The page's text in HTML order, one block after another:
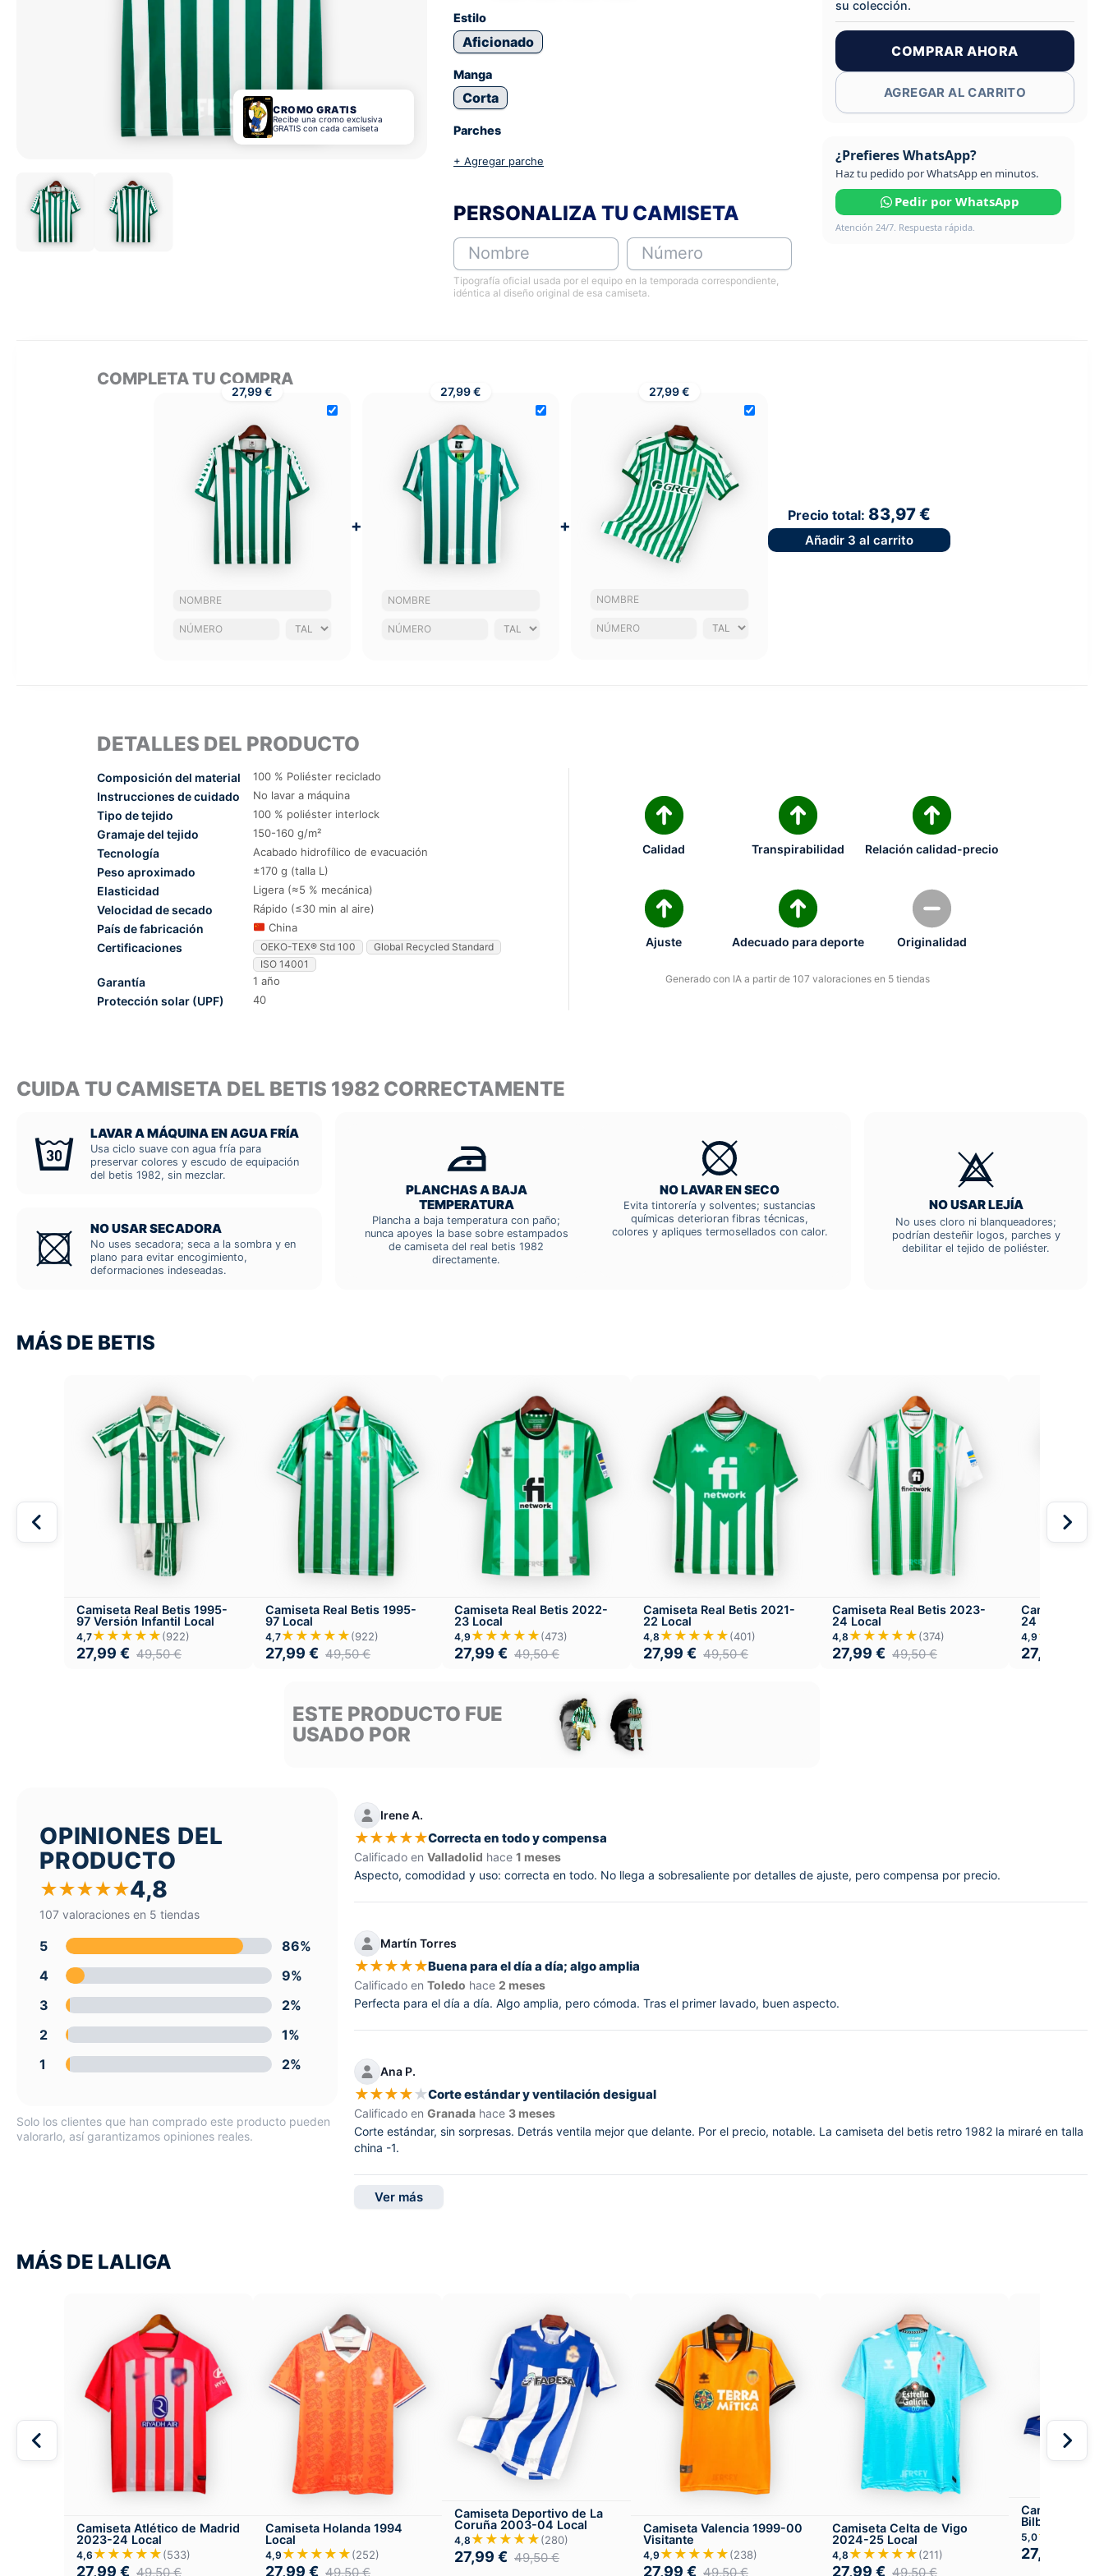
CROMO GRATIS
Recibe una cromo exclusiva
GRATIS con cada camiseta
Estilo
Aficionado
Manga
Corta
Parches
+ Agregar parche
PERSONALIZA TU CAMISETA
Nombre Número
Tipografía oficial usada por el equipo en la temporada correspondiente,
idéntica al diseño original de esa camiseta.
su colección.
COMPRAR AHORA
AGREGAR AL CARRITO
¿Prefieres WhatsApp?
Haz tu pedido por WhatsApp en minutos.
Pedir por WhatsApp
Atención 24/7. Respuesta rápida.
COMPLETA TU COMPRA
27,99 €
+
27,99 €
+
27,99 €
Precio total: 83,97 €
Añadir 3 al carrito
DETALLES DEL PRODUCTO
Composición del material 100 % Poliéster reciclado
Instrucciones de cuidado No lavar a máquina
Tipo de tejido 100 % poliéster interlock
Gramaje del tejido 150-160 g/m²
Tecnología Acabado hidrofílico de evacuación
Peso aproximado ±170 g (talla L)
Elasticidad Ligera (≈5 % mecánica)
Velocidad de secado Rápido (≤30 min al aire)
País de fabricación China
Certificaciones OEKO-TEX® Std 100
Global Recycled Standard
ISO 14001
Garantía 1 año
Protección solar (UPF) 40
Calidad Transpirabilidad Relación calidad-precio
Ajuste Adecuado para deporte Originalidad
Generado con IA a partir de 107 valoraciones en 5 tiendas
CUIDA TU CAMISETA DEL BETIS 1982 CORRECTAMENTE
LAVAR A MÁQUINA EN AGUA FRÍA
Usa ciclo suave con agua fría para
preservar colores y escudo de equipación
del betis 1982, sin mezclar.
NO USAR SECADORA
No uses secadora; seca a la sombra y en
plano para evitar encogimiento,
deformaciones indeseadas.
PLANCHAS A BAJA
TEMPERATURA
Plancha a baja temperatura con paño;
nunca apoyes la base sobre estampados
de camiseta del real betis 1982
directamente.
NO LAVAR EN SECO
Evita tintorería y solventes; sustancias
químicas deterioran fibras técnicas,
colores y apliques termosellados con calor.
NO USAR LEJÍA
No uses cloro ni blanqueadores;
podrían desteñir logos, parches y
debilitar el tejido de poliéster.
MÁS DE BETIS
Camiseta Real Betis 1995-
97 Versión Infantil Local
4,7★★★★★(922)
27,99 € 49,50€
Camiseta Real Betis 1995-
97 Local
4,7★★★★★(922)
27,99 € 49,50€
Camiseta Real Betis 2022-
23 Local
4,9 ★★★★★(473)
27,99 € 49,50€
Camiseta Real Betis 2021-
22 Local
4,8 ★★★★★(401)
27,99 € 49,50€
Camiseta Real Betis 2023-
24 Local
4,8 ★★★★★(374)
27,99 € 49,50€
Camiseta
24 Versión
4,9
27,99
ESTE PRODUCTO FUE
USADO POR
OPINIONES DEL
PRODUCTO
★★★★★4,8
107 valoraciones en 5 tiendas
5
86%
4
9%
3
2%
2
1%
1
2%
Solo los clientes que han comprado este producto pueden
valorarlo, así garantizamos opiniones reales.
Irene A.
★★★★★Correcta en todo y compensa
Calificado enValladolid hace1 meses
Aspecto, comodidad y uso: correcta en todo. No llega a sobresaliente por detalles de ajuste, pero compensa por precio.
Martín Torres
★★★★★Buena para el día a día; algo amplia
Calificado enToledo hace2 meses
Perfecta para el día a día. Algo amplia, pero cómoda. Tras el primer lavado, buen aspecto.
Ana P.
★★★★★Corte estándar y ventilación desigual
Calificado enGranada hace 3 meses
Corte estándar, sin sorpresas. Detrás ventila mejor que delante. Por el precio, notable. La camiseta del betis retro 1982 la miraré en talla
china -1.
Ver más
MÁS DE LALIGA
Camiseta Atlético de Madrid
2023-24 Local
4,6 ★★★★★(533)
27,99 € 49,50€
Camiseta Holanda 1994
Local
4,9 ★★★★★(252)
27,99 € 49,50€
Camiseta Deportivo de La
Coruña 2003-04 Local
4,8 ★★★★★(280)
27,99 € 49,50€
Camiseta Valencia 1999-00
Visitante
4,9 ★★★★★(238)
27,99 € 49,50€
Camiseta Celta de Vigo
2024-25 Local
4,8 ★★★★★(211)
27,99 € 49,50€
Camiseta
Bilbao 1997-
5,0
27,99